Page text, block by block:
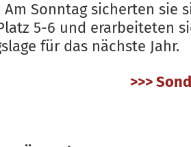
Sonntag sicherten sie
5-6 und erarbeiteten
für das nächste Jahr.
>>>